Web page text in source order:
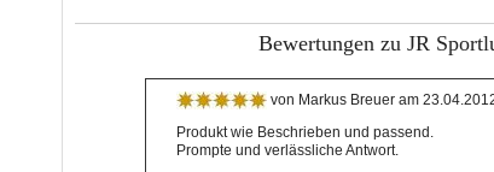
Bewertungen zu JR
von Markus Breuer am
Produkt wie Beschrieben und passend.
Prompte und verlässliche Antwort.